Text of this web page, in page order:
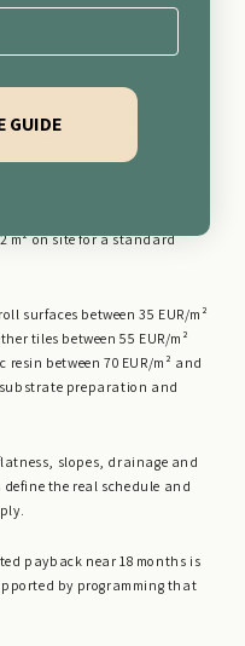
payback near 18 months is
by programming that
common risks include
bonding details on PVC
ahead of acrylic systems.
so that, once safety run-
m² on site for a standard
surfaces between 35 EUR/m²
tiles between 55 EUR/m²
resin between 70 EUR/m² and
substrate preparation and
slopes, drainage and
the real schedule and
payback near 18 months is
by programming that
GUIDE